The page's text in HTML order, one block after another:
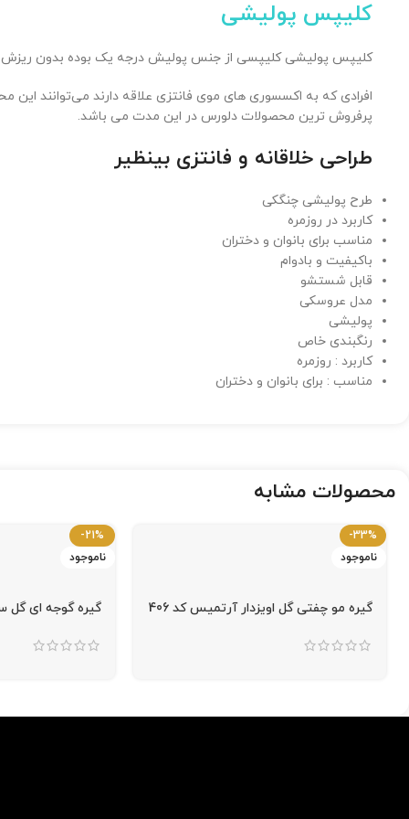
کلیپس پولیشی
کلیپس پولیشی کلیپسی از جنس پولیش درجه یک بوده بدون ریزش
افرادی که به اکسسوری های موی فانتزی علاقه دارند می‌توانند
پرفروش ترین محصولات دلورس در این مدت می باشد.
طراحی خلاقانه و فانتزی بینظیر
طرح پولیشی چنگکی
کاربرد در روزمره
مناسب برای بانوان و دختران
باکیفیت و بادوام
قابل شستشو
مدل عروسکی
پولیشی
رنگبندی خاص
کاربرد : روزمره
مناسب : برای بانوان و دختران
محصولات مشابه
-33%
ناموجود
گیره مو چفتی گل اویزدار آرتمیس کد 406
-21%
ناموجود
گیره گوجه ای گل